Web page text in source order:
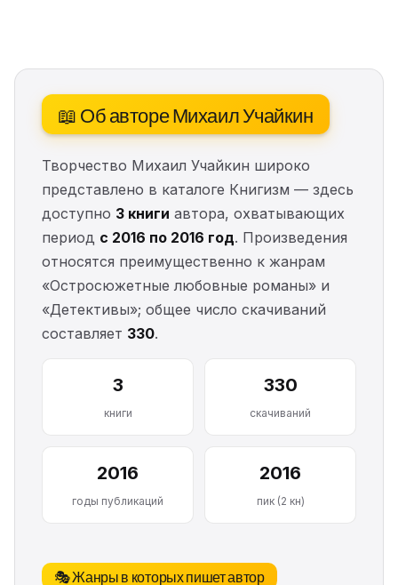
📖 Об авторе Михаил Учайкин
Творчество Михаил Учайкин широко
представлено в каталоге Книгизм — здесь
доступно 3 книги автора, охватывающих
период с 2016 по 2016 год. Произведения
относятся преимущественно к жанрам
«Остросюжетные любовные романы» и
«Детективы»; общее число скачиваний
составляет 330.
3
книги
330
скачиваний
2016
годы публикаций
2016
пик (2 кн)
🎭 Жанры в которых пишет автор